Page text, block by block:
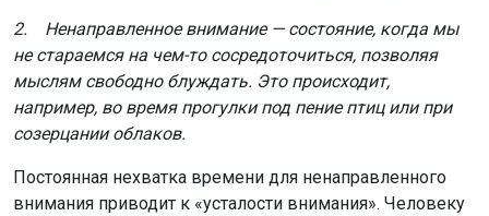
2. Ненаправленное внимание — состояние, когда мы
не стараемся на чем-то сосредоточиться, позволяя
мыслям свободно блуждать. Это происходит,
например, во время прогулки под пение птиц или при
созерцании облаков.
Постоянная нехватка времени для ненаправленного
внимания приводит к «усталости внимания». Человеку